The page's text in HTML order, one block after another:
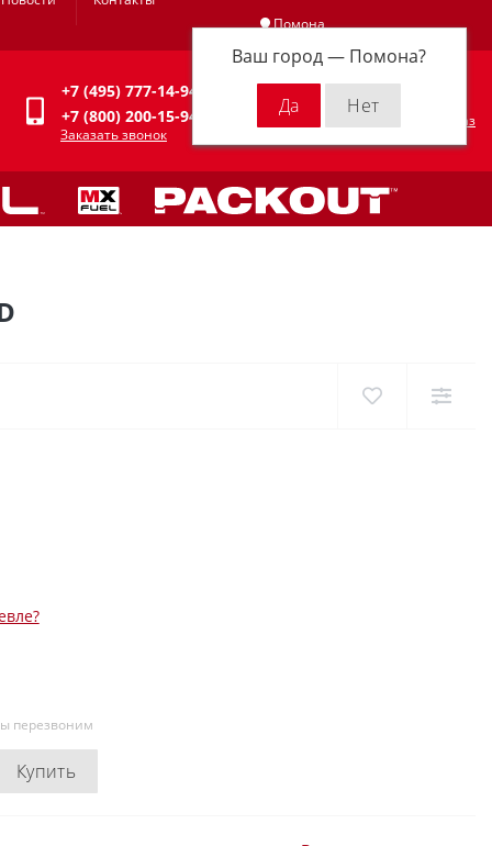
Помона
Ваш город — Помона?
Личный кабинет
+7 (495) 777-14-94
+7 (800) 200-15-94
Заказать звонок
0 р.
Оформить заказ
перезвоним
Купить